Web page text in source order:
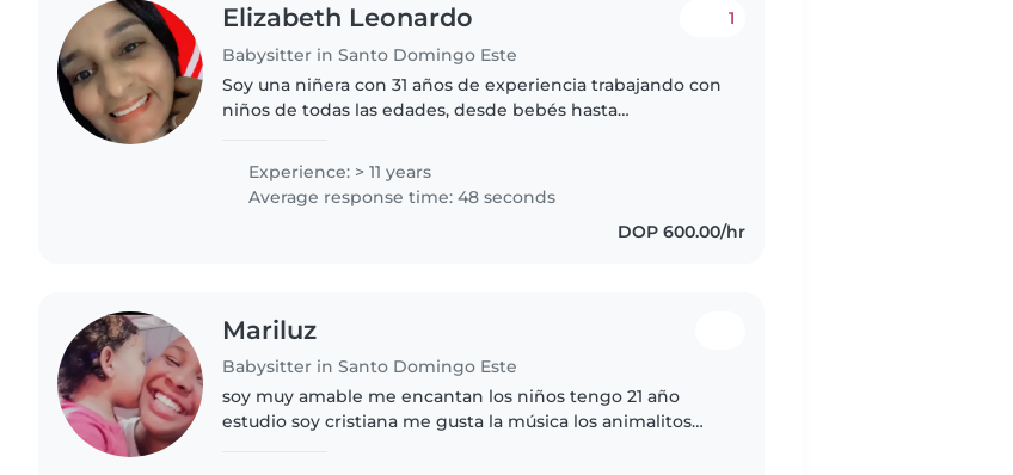
Elizabeth Leonardo
Babysitter in Santo Domingo Este
1
Soy una niñera con 31 años de experiencia trabajando con
niños de todas las edades, desde bebés hasta
Experience: > 11 years
Average response time: 48 seconds
DOP 600.00/hr
Mariluz
Babysitter in Santo Domingo Este
soy muy amable me encantan los niños tengo 21 año
estudio soy cristiana me gusta la música los animalitos